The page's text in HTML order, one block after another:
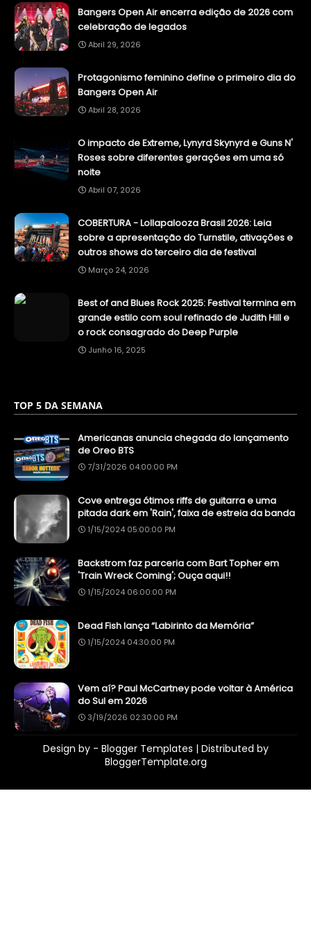
Bangers Open Air encerra edição de 2026 com
celebração de legados
Abril 29, 2026
Protagonismo feminino define o primeiro dia do
Bangers Open Air
Abril 28, 2026
O impacto de Extreme, Lynyrd Skynyrd e Guns N'
Roses sobre diferentes gerações em uma só
noite
Abril 07, 2026
COBERTURA - Lollapalooza Brasil 2026: Leia
sobre a apresentação do Turnstile, ativações e
outros shows do terceiro dia de festival
Março 24, 2026
Best of and Blues Rock 2025: Festival termina em
grande estilo com soul refinado de Judith Hill e
o rock consagrado do Deep Purple
Junho 16, 2025
TOP 5 DA SEMANA
Americanas anuncia chegada do lançamento
de Oreo BTS
7/31/2026 04:00:00 PM
Cove entrega ótimos riffs de guitarra e uma
pitada dark em 'Rain', faixa de estreia da banda
1/15/2024 05:00:00 PM
Backstrom faz parceria com Bart Topher em
'Train Wreck Coming'; Ouça aqui!!
1/15/2024 06:00:00 PM
Dead Fish lança “Labirinto da Memória”
1/15/2024 04:30:00 PM
Vem aí? Paul McCartney pode voltar à América
do Sul em 2026
3/19/2026 02:30:00 PM
Design by - Blogger Templates | Distributed by
BloggerTemplate.org